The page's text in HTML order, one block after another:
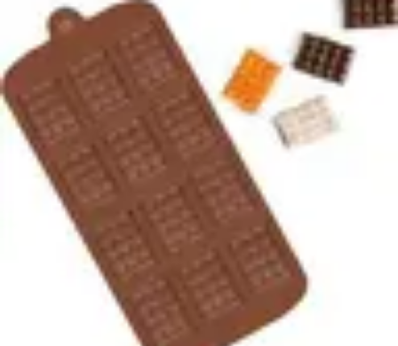
Chocolats de Pâques
TendancesSaveurs et VariétésDécoration et
Personnalisation
Chocolats BioRecettes et DIY